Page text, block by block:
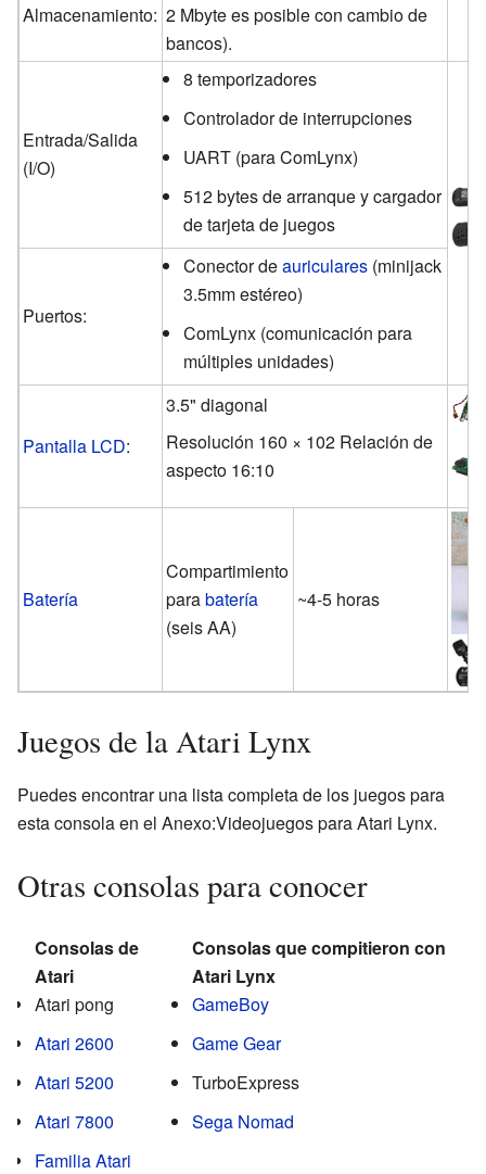
Almacenamiento: 2 Mbyte es posible con cambio de
bancos).
Entrada/Salida
(I/O)
8 temporizadores
Controlador de interrupciones
UART (para ComLynx)
512 bytes de arranque y cargador
de tarjeta de juegos
Puertos:
Conector deauriculares (minijack
3.5mm estéreo)
ComLynx (comunicación para
múltiples unidades)
Pantalla LCD:
3.5" diagonal
Resolución 160 × 102 Relación de
aspecto 16:10
Batería
Compartimiento
parabatería
(seis AA)
~4-5 horas
Juegos de la Atari Lynx
Puedes encontrar una lista completa de los juegos para
esta consola en el Anexo:Videojuegos para Atari Lynx.
Otras consolas para conocer
Consolas de
Atari
Atari pong
Atari 2600
Atari 5200
Atari 7800
Familia Atari
Consolas que compitieron con
Atari Lynx
GameBoy
Game Gear
TurboExpress
Sega Nomad